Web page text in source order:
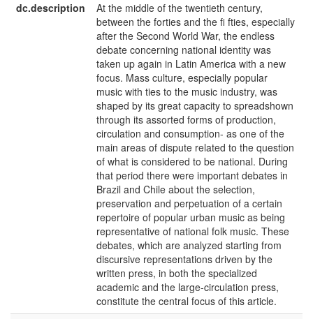
dc.description
At the middle of the twentieth century,
between the forties and the ﬁ fties, especially
after the Second World War, the endless
debate concerning national identity was
taken up again in Latin America with a new
focus. Mass culture, especially popular
music with ties to the music industry, was
shaped by its great capacity to spreadshown
through its assorted forms of production,
circulation and consumption- as one of the
main areas of dispute related to the question
of what is considered to be national. During
that period there were important debates in
Brazil and Chile about the selection,
preservation and perpetuation of a certain
repertoire of popular urban music as being
representative of national folk music. These
debates, which are analyzed starting from
discursive representations driven by the
written press, in both the specialized
academic and the large-circulation press,
constitute the central focus of this article.